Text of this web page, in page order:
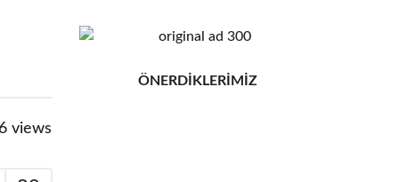
views
ÖNERDİKLERİMİZ